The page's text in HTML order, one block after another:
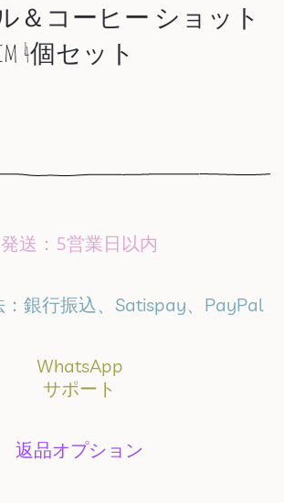
＆コーヒー ショット
4個セット
発送：5営業日以内
：銀行振込、Satispay、PayPal
WhatsApp
サポート
返品オプション